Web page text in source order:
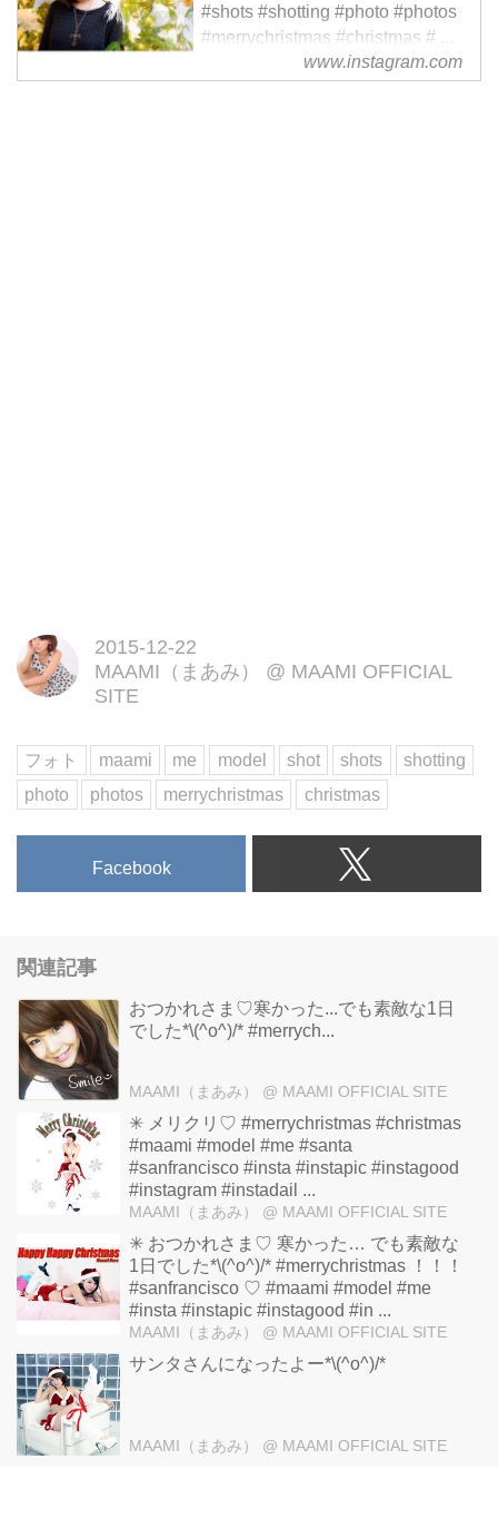
#shots #shotting #photo #photos
#merrychristmas #christmas # ...
www.instagram.com
2015-12-22
MAAMI（まあみ）
@ MAAMI OFFICIAL
SITE
フォト maami me model shot shots
shotting
photo
photos merrychristmas christmas
Facebook
関連記事
︎おつかれさま♡寒かった...でも素敵な1日
でした*\(^o^)/* #merrych...
MAAMI（まあみ） @ MAAMI OFFICIAL SITE
✳︎ メリクリ♡ #merrychristmas #christmas
#maami #model #me #santa
#sanfrancisco #insta #instapic #instagood
#instagram #instadail ...
MAAMI（まあみ） @ MAAMI OFFICIAL SITE
✳︎ おつかれさま♡ 寒かった… でも素敵な
1日でした*\(^o^)/* #merrychristmas ！！！
#sanfrancisco ♡ #maami #model #me
#insta #instapic #instagood #in ...
MAAMI（まあみ） @ MAAMI OFFICIAL SITE
サンタさんになったよー*\(^o^)/*
MAAMI（まあみ） @ MAAMI OFFICIAL SITE